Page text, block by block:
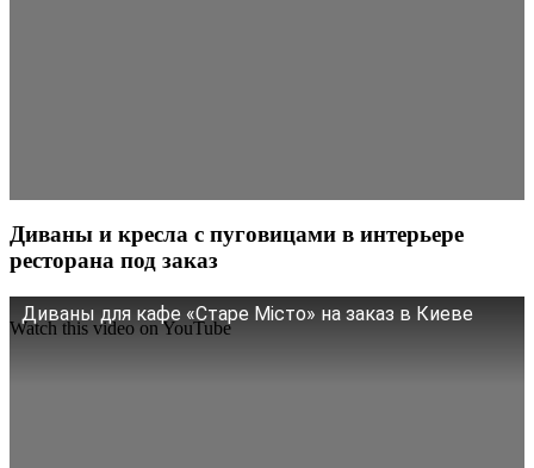
Диваны и кресла с пуговицами в интерьере
ресторана под заказ
Диваны для кафе «Старе Місто» на заказ в Киеве
Watch this video on YouTube